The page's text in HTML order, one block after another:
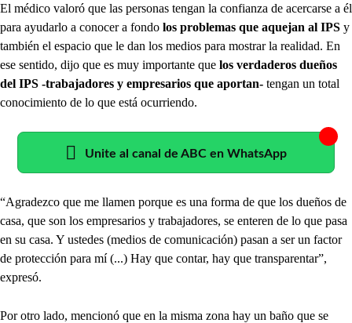
El médico valoró que las personas tengan la confianza de acercarse a él
para ayudarlo a conocer a fondo los problemas que aquejan al IPS y
también el espacio que le dan los medios para mostrar la realidad. En
ese sentido, dijo que es muy importante que los verdaderos dueños
del IPS -trabajadores y empresarios que aportan- tengan un total
conocimiento de lo que está ocurriendo.
Unite al canal de ABC en WhatsApp
“Agradezco que me llamen porque es una forma de que los dueños de
casa, que son los empresarios y trabajadores, se enteren de lo que pasa
en su casa. Y ustedes (medios de comunicación) pasan a ser un factor
de protección para mí (...) Hay que contar, hay que transparentar”,
expresó.
Por otro lado, mencionó que en la misma zona hay un baño que se